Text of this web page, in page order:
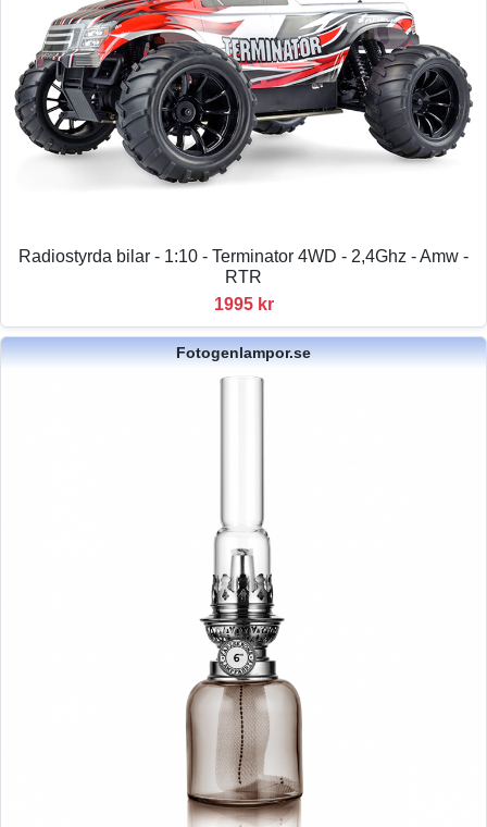
Radiostyrda bilar - 1:10 - Terminator 4WD - 2,4Ghz - Amw -
RTR
1995 kr
Fotogenlampor.se